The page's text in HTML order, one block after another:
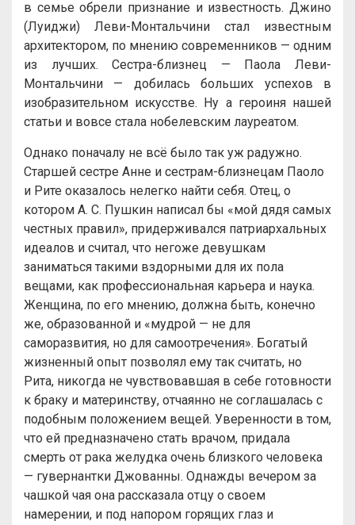
в семье обрели признание и известность. Джино
(Луиджи) Леви-Монтальчини стал известным
архитектором, по мнению современников — одним
из лучших. Сестра-близнец — Паола Леви-
Монтальчини — добилась больших успехов в
изобразительном искусстве. Ну а героиня нашей
статьи и вовсе стала нобелевским лауреатом.
Однако поначалу не всё было так уж радужно.
Старшей сестре Анне и сестрам-близнецам Паоло
и Рите оказалось нелегко найти себя. Отец, о
котором А. С. Пушкин написал бы «мой дядя самых
честных правил», придерживался патриархальных
идеалов и считал, что негоже девушкам
заниматься такими вздорными для их пола
вещами, как профессиональная карьера и наука.
Женщина, по его мнению, должна быть, конечно
же, образованной и «мудрой — не для
саморазвития, но для самоотречения». Богатый
жизненный опыт позволял ему так считать, но
Рита, никогда не чувствовавшая в себе готовности
к браку и материнству, отчаянно не соглашалась с
подобным положением вещей. Уверенности в том,
что ей предназначено стать врачом, придала
смерть от рака желудка очень близкого человека
— гувернантки Джованны. Однажды вечером за
чашкой чая она рассказала отцу о своем
намерении, и под напором горящих глаз и